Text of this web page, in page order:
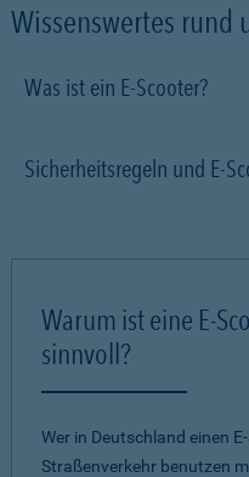
Wissenswertes rund
Was ist ein E-Scooter?
Sicherheitsregeln und E-
Warum ist eine E-
sinnvoll?
Wer in Deutschland einen
Straßenverkehr benutzen